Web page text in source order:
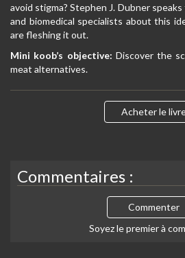
avoid stigma? Stephen J. Dubner
and biomedical specialists about this
are fleshing it out.
Mini koob’s objective: Discover the
meat alternatives.
Acheter le
Commentaires :
Commenter
Soyez le premier à